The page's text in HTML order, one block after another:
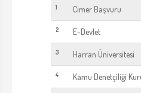
1 Cimer Başvuru
2 E-Devlet
3 Harran Üniversitesi
4 Kamu Denetçiliği